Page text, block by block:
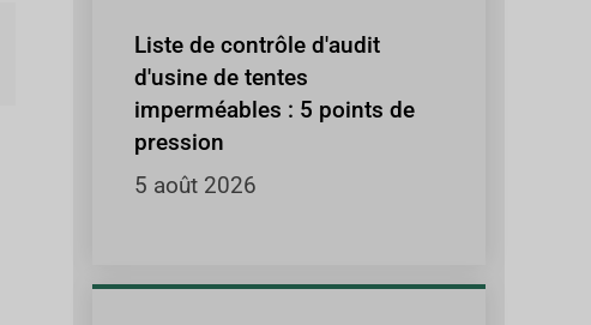
Liste de contrôle d'audit
d'usine de tentes
imperméables : 5 points de
pression
5 août 2026